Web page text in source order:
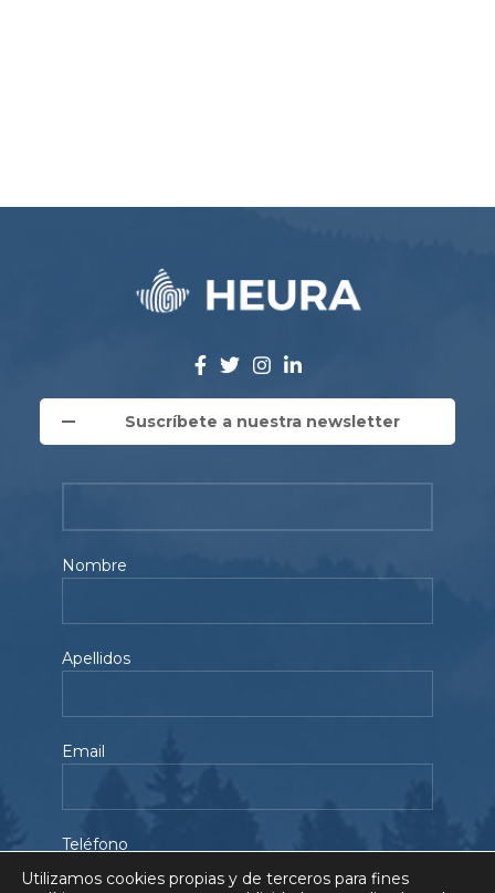
Suscríbete a nuestra newsletter
Nombre
Apellidos
Email
Teléfono
Utilizamos cookies propias y de terceros para fines